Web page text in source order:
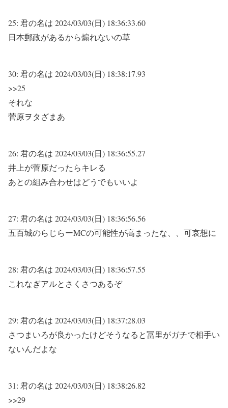
25: 君の名は 2024/03/03(日) 18:36:33.60
日本郵政があるから煽れないの草
30: 君の名は 2024/03/03(日) 18:38:17.93
>>25
それな
菅原ヲタざまあ
26: 君の名は 2024/03/03(日) 18:36:55.27
井上が菅原だったらキレる
あとの組み合わせはどうでもいいよ
27: 君の名は 2024/03/03(日) 18:36:56.56
五百城のらじらーMCの可能性が高まったな、、可哀想に
28: 君の名は 2024/03/03(日) 18:36:57.55
これなぎアルとさくさつあるぞ
29: 君の名は 2024/03/03(日) 18:37:28.03
さつまいろが良かったけどそうなると冨里がガチで相手い
ないんだよな
31: 君の名は 2024/03/03(日) 18:38:26.82
>>29